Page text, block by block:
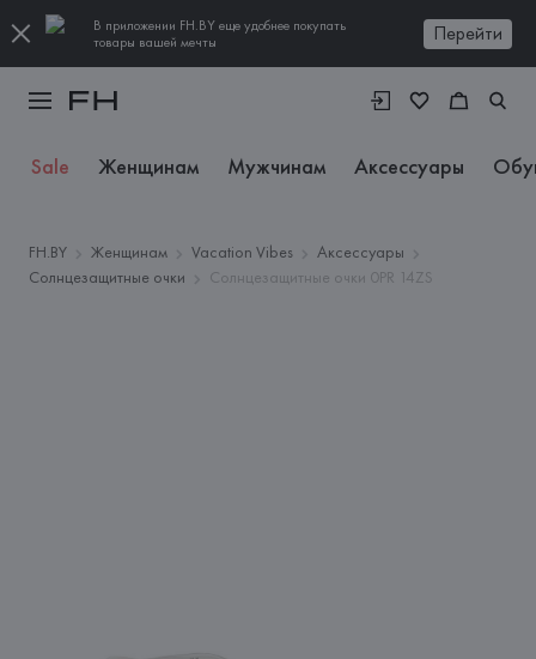
В приложении FH.BY еще удобнее покупать
товары вашей мечты
Перейти
Sale Женщинам Мужчинам Аксессуары
FH.BY Женщинам Vacation Vibes
Аксессуары
Солнцезащитные очки
Солнцезащитные очки 0PR 14ZS